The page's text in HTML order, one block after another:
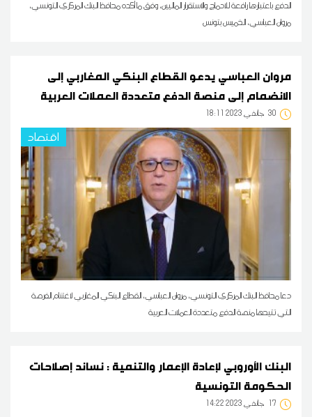
الدفع باعتبارها رافعة للادماج والاستقرار الماليين، وفق ما أكده محافظ البنك المركزي التونسي،
مروان العباسي، الخميس بتونس
مروان العباسي يدعو القطاع البنكي المغاربي إلى
الانضمام إلى منصة الدفع متعددة العملات العربية
30 18:11 2023 جانفي
اقتصاد
دعا محافظ البنك المركزي التونسي، مروان العباسي، القطاع البنكي المغاربي لاغتنام الفرصة
التي تتيحها منصة الدفع متعددة العملات العربية
البنك الأوروبي لإعادة الإعمار والتنمية : نساند إصلاحات
الحكومة التونسية
17 14:22 2023 جانفي